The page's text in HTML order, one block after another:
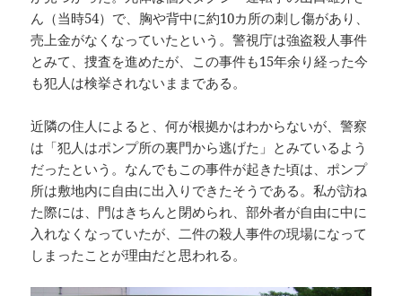
ん（当時54）で、胸や背中に約10カ所の刺し傷があり、
売上金がなくなっていたという。警視庁は強盗殺人事件
とみて、捜査を進めたが、この事件も15年余り経った今
も犯人は検挙されないままである。
近隣の住人によると、何が根拠かはわからないが、警察
は「犯人はポンプ所の裏門から逃げた」とみているよう
だったという。なんでもこの事件が起きた頃は、ポンプ
所は敷地内に自由に出入りできたそうである。私が訪ね
た際には、門はきちんと閉められ、部外者が自由に中に
入れなくなっていたが、二件の殺人事件の現場になって
しまったことが理由だと思われる。